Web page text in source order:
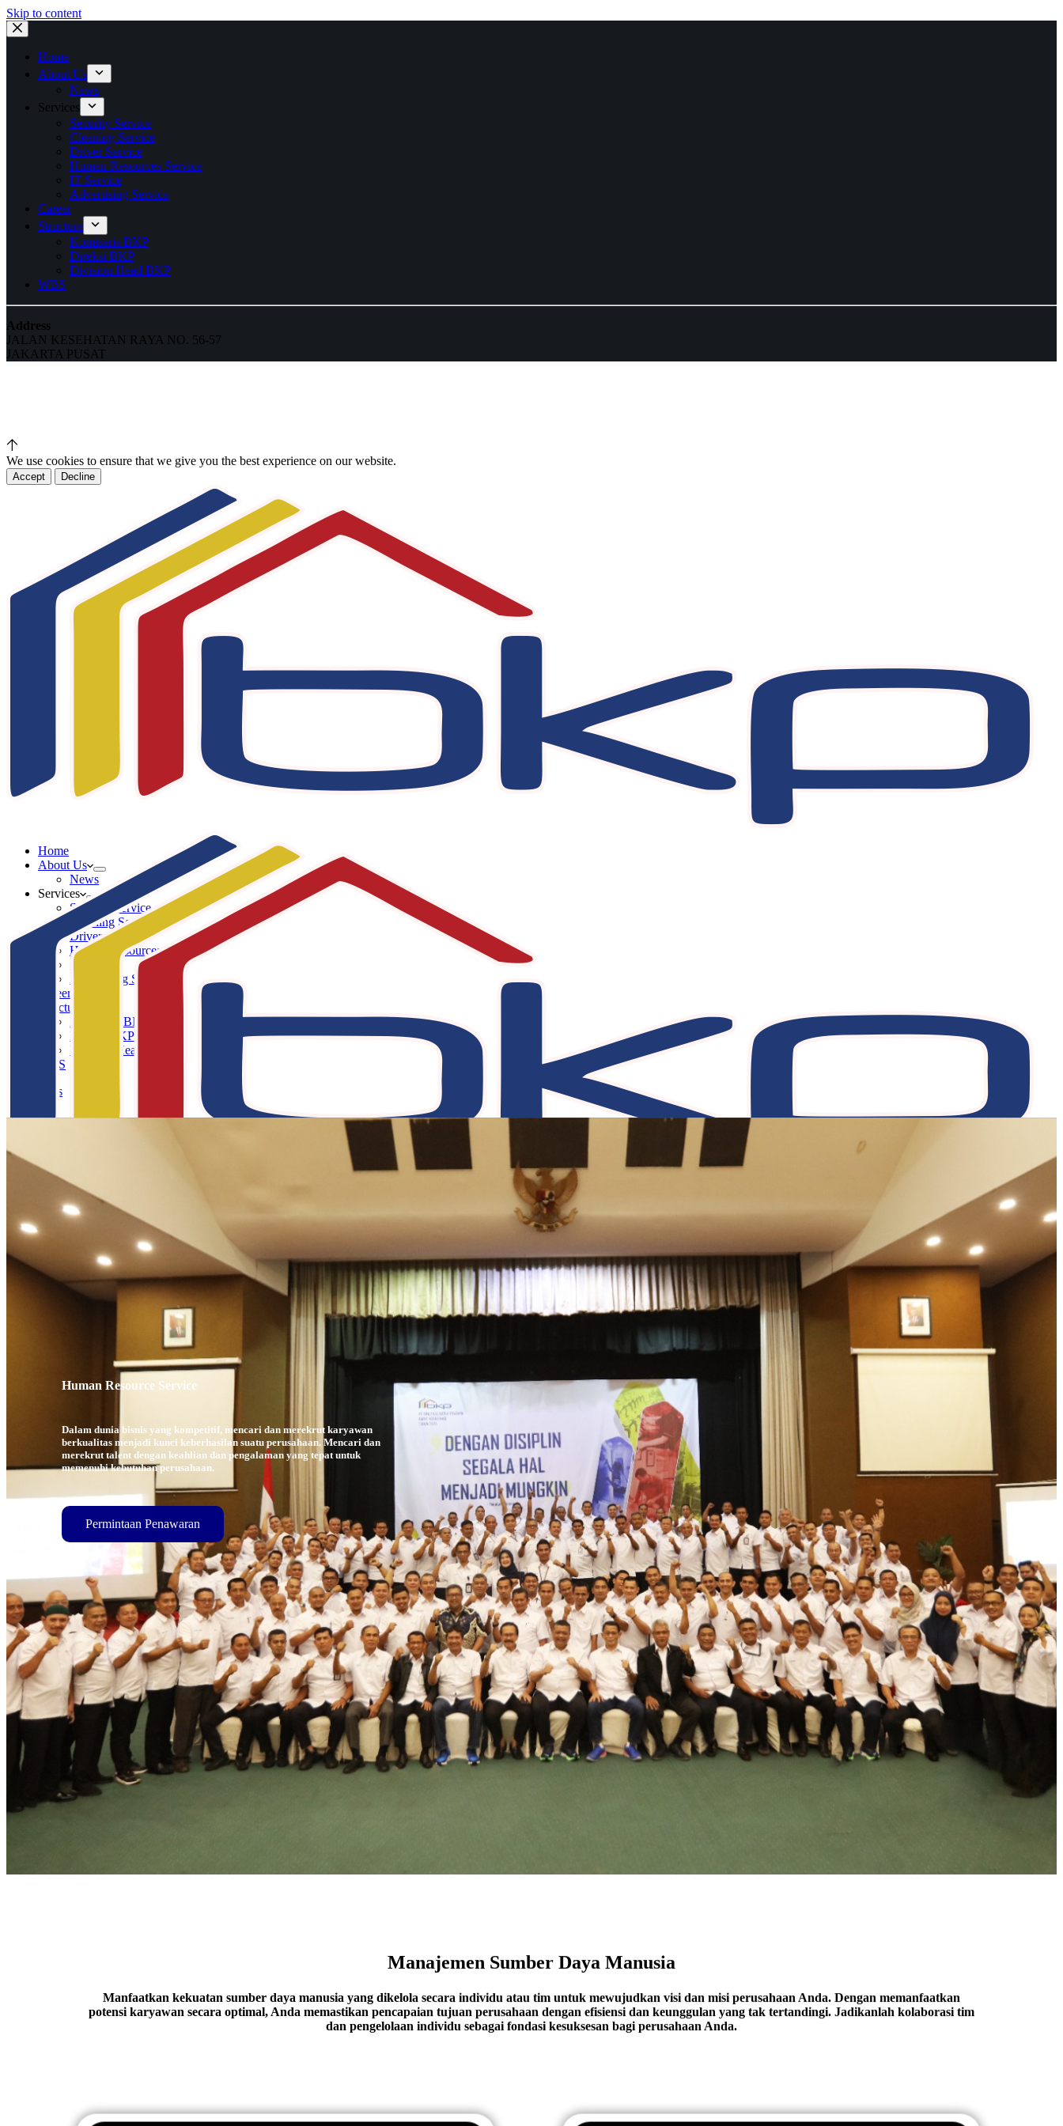
Skip to content
Home
About Us
News
Services
Security Service
Cleaning Service
Driver Service
Human Resources Service
IT Service
Advertising Service
Career
Structure
Komisaris BKP
Direksi BKP
Division Head BKP
WBS
Address
JALAN KESEHATAN RAYA NO. 56-57
JAKARTA PUSAT
We use cookies to ensure that we give you the best experience on our website.
Accept Decline
Home
About Us
News
Services
Security Service
Cleaning Service
Driver Service
Human Resources Service
IT Service
Advertising Service
Career
Structure
Komisaris BKP
Direksi BKP
Division Head BKP
WBS
Contact Us
Human Resource Service
Dalam dunia bisnis yang kompetitif, mencari dan merekrut karyawan
berkualitas menjadi kunci keberhasilan suatu perusahaan. Mencari dan
merekrut talent dengan keahlian dan pengalaman yang tepat untuk
memenuhi kebutuhan perusahaan.
Permintaan Penawaran
Manajemen Sumber Daya Manusia
Manfaatkan kekuatan sumber daya manusia yang dikelola secara individu atau tim untuk mewujudkan visi dan misi perusahaan Anda. Dengan memanfaatkan
potensi karyawan secara optimal, Anda memastikan pencapaian tujuan perusahaan dengan efisiensi dan keunggulan yang tak tertandingi. Jadikanlah kolaborasi tim
dan pengelolaan individu sebagai fondasi kesuksesan bagi perusahaan Anda.